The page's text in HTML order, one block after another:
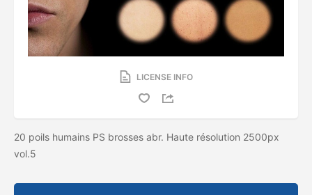
LICENSE INFO
20 poils humains PS brosses abr. Haute résolution 2500px
vol.5